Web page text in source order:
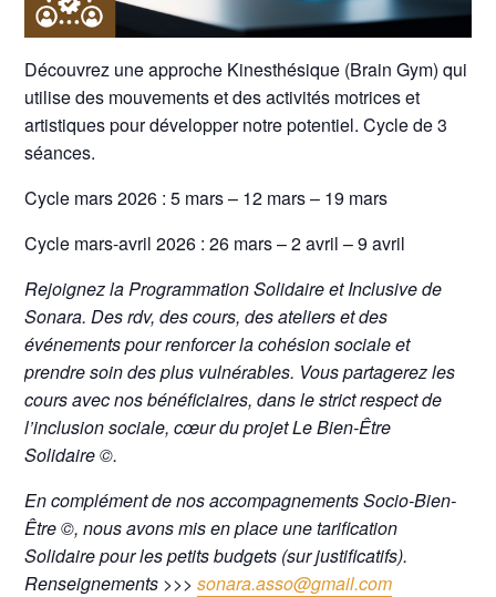
Découvrez une approche Kinesthésique (Brain Gym) qui
utilise des mouvements et des activités motrices et
artistiques pour développer notre potentiel. Cycle de 3
séances.
Cycle mars 2026 : 5 mars – 12 mars – 19 mars
Cycle mars-avril 2026 : 26 mars – 2 avril – 9 avril
Rejoignez la Programmation Solidaire et Inclusive de
Sonara. Des rdv, des cours, des ateliers et des
événements pour renforcer la cohésion sociale et
prendre soin des plus vulnérables. Vous partagerez les
cours avec nos bénéficiaires, dans le strict respect de
l’inclusion sociale, cœur du projet Le Bien-Être
Solidaire ©.
En complément de nos accompagnements Socio-Bien-
Être ©, nous avons mis en place une tarification
Solidaire pour les petits budgets (sur justificatifs).
Renseignements >>>sonara.asso@gmail.com